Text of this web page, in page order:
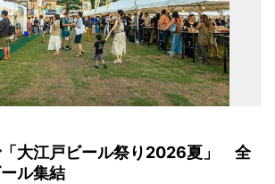
「大江戸ビール祭り2026夏」 全
ル集結